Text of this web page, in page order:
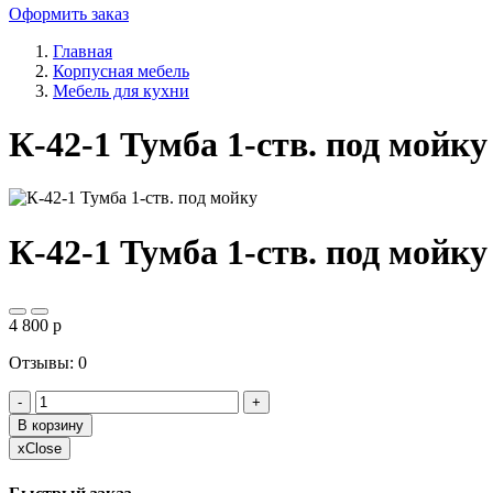
Оформить заказ
Главная
Корпусная мебель
Мебель для кухни
К-42-1 Тумба 1-ств. под мойку
К-42-1 Тумба 1-ств. под мойку
4 800 p
Отзывы: 0
-
+
В корзину
xClose